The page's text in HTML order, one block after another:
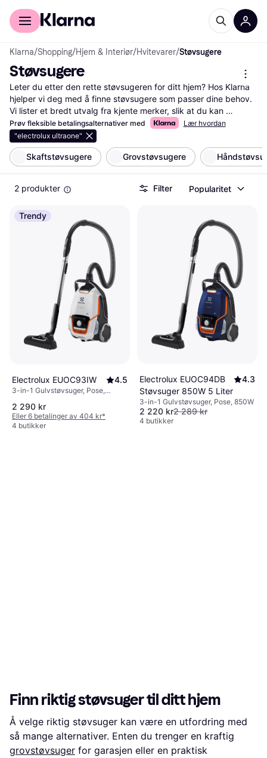
For kunder
Klarna/Shopping/Hjem & Interiør/Hvitevarer/Støvsugere
Støvsugere
Leter du etter den rette støvsugeren for ditt hjem? Hos Klarna
hjelper vi deg med å finne støvsugere som passer dine behov.
Vi lister et bredt utvalg fra kjente merker, slik at du kan
sammenligne priser og funksjoner. Bruk våre praktiske filter for
å sortere etter sugekraft, støynivå eller energiklasse. Dette gjør
det enkelt for deg å velge en støvsuger som passer både dine
ønsker og ditt budsjett. Les brukeranmeldelser for å få innsikt i
ta en veloverveid beslutning. Begynn her for å finne din neste
din partner i å finne den beste løsningen for et rent og friskt
Les mer om støvsugere her
Prøv fleksible betalingsalternativer med
Lær hvordan
"electrolux ultraone"
Skaftstøvsugere Grovstøvsugere
2 produkter Filter Popularitet
Trendy
Electrolux EUOC93IW 4.5
3-in-1 Gulvstøvsuger, Pose,
2 290 kr
Eller 6 betalinger av 404 kr*
4 butikker
Electrolux EUOC94DB
Støvsuger 850W 5 Liter
4.3
3-in-1 Gulvstøvsuger, Pose, 850W
2 220 kr2 289 kr
4 butikker
Finn riktig støvsuger til ditt hjem
Å velge riktig støvsuger kan være en utfordring med
så mange alternativer. Enten du trenger en kraftig
grovstøvsuger for garasjen eller en praktisk